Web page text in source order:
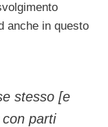
anche in questo
stesso [e
parti